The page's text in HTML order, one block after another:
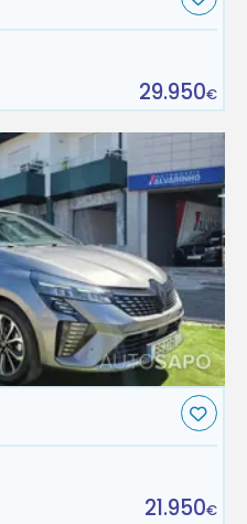
29.950€
21.950€